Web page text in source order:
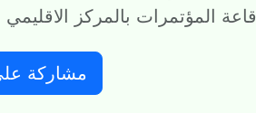
قاعة المؤتمرات بالمركز الاقليمي
مشاركة